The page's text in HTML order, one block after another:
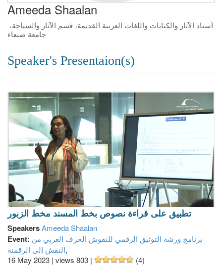
Ameeda Shaalan
جامعة صنعاء
Speaker's Presentaion(s)
تطبيق على قراءة نصوص بخط المسند مخط الزبور
SpeakersAmeeda Shaalan
Event: برنامج ورشة التوثيق الرقمي للنقوش الحرف العربي من
النقش إلى الرقمنة,
16 May 2023 | views 803 | (4)